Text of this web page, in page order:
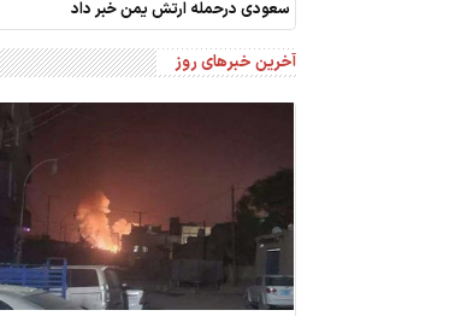
سعودی درحمله ارتش یمن خبر داد
آخرین خبرهای روز